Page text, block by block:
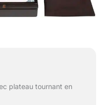
plateau tournant en